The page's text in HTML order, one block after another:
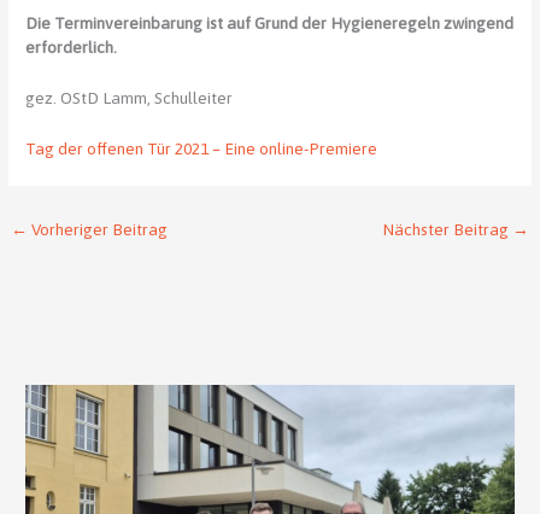
Die Terminvereinbarung ist auf Grund der Hygieneregeln zwingend
erforderlich.
gez. OStD Lamm, Schulleiter
Tag der offenen Tür 2021 – Eine online-Premiere
← Vorheriger Beitrag Nächster Beitrag →